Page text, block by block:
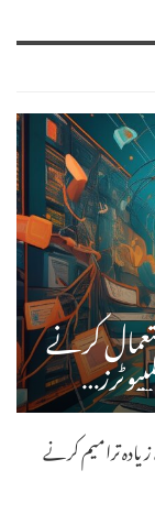
کرنے
ترامیم کرنے